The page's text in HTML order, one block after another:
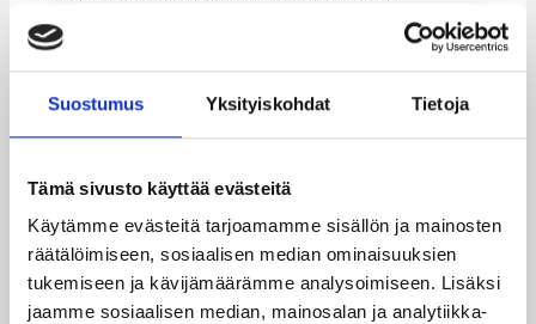
Suostumus Yksityiskohdat Tietoja
Tämä sivusto käyttää evästeitä
Käytämme evästeitä tarjoamamme sisällön ja mainosten
räätälöimiseen, sosiaalisen median ominaisuuksien
tukemiseen ja kävijämäärämme analysoimiseen. Lisäksi
jaamme sosiaalisen median, mainosalan ja analytiikka-
(10/4/7 syöttöä) sekä 17 pistettä ja 7 levypalloa
toimittanut sentteri Sherman Gay.
Bisonsin kokoonpanosta vaikeassa ottelussa puhtaat
paperit itselleen pelasivat 12 pistettä heittänyt Ronnie
Vilpas – Bisons
Kouvot kotivoittoon Pyrinnöstä